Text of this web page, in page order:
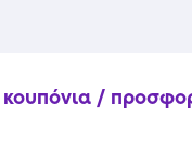
/